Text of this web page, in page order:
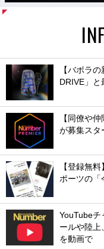
【バボラ
DRIVE」
【同僚や
が募集スタ
【登録無
ポーツの「
YouTubeチ
ールや陸上
を動画で